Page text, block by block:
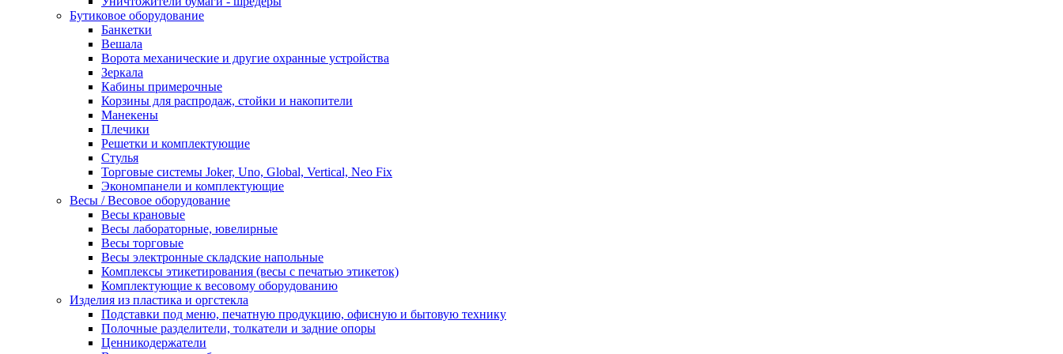
Бутиковое оборудование
Банкетки
Вешала
Ворота механические и другие охранные устройства
Зеркала
Кабины примерочные
Корзины для распродаж, стойки и накопители
Манекены
Плечики
Решетки и комплектующие
Стулья
Торговые системы Joker, Uno, Global, Vertical, Neo Fix
Экономпанели и комплектующие
Весы / Весовое оборудование
Весы крановые
Весы лабораторные, ювелирные
Весы торговые
Весы электронные складские напольные
Комплексы этикетирования (весы с печатью этикеток)
Комплектующие к весовому оборудованию
Изделия из пластика и оргстекла
Подставки под меню, печатную продукцию, офисную и бытовую технику
Полочные разделители, толкатели и задние опоры
Ценникодержатели